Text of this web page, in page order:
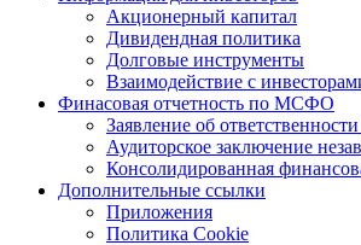
Акционерный капитал
Дивидендная политика
Долговые инструменты
Взаимодействие с
Финасовая отчетность по МСФО
Заявление об
Аудиторское заключение
Консолидированная
Дополнительные ссылки
Приложения
Политика Cookie